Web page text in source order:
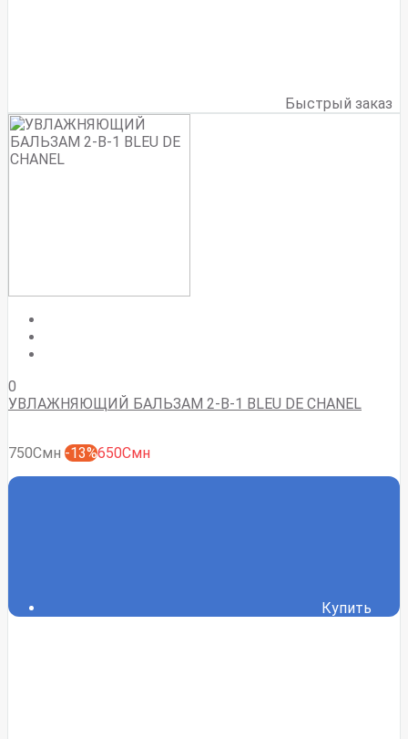
Быстрый заказ
0
УВЛАЖНЯЮЩИЙ БАЛЬЗАМ 2-В-1 BLEU DE CHANEL
750Смн -13%650Смн
Купить